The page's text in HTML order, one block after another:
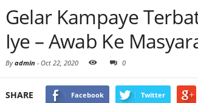
Gelar Kampaye
Iye – Awab Ke
Byadmin - Oct 22, 2020 0
SHARE Facebook Twitter